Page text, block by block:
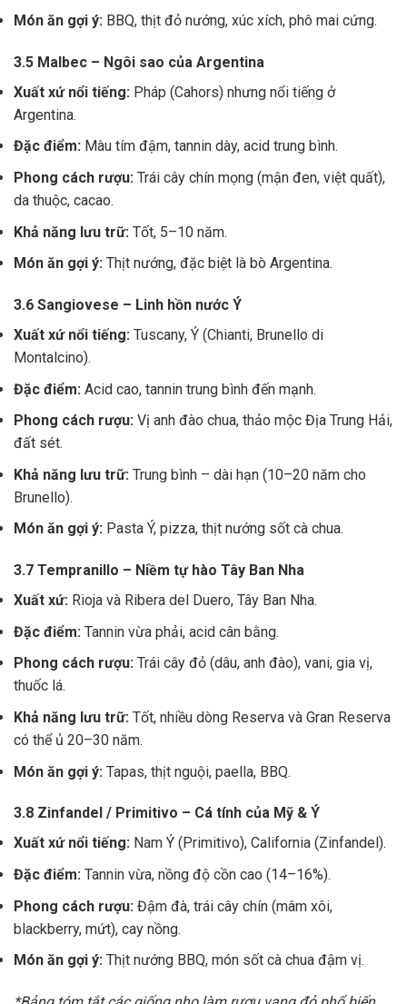
Món ăn gợi ý: BBQ, thịt đỏ nướng, xúc xích, phô mai cứng.
3.5 Malbec – Ngôi sao của Argentina
Xuất xứ nổi tiếng: Pháp (Cahors) nhưng nổi tiếng ở
Argentina.
Đặc điểm: Màu tím đậm, tannin dày, acid trung bình.
Phong cách rượu: Trái cây chín mọng (mận đen, việt quất),
da thuộc, cacao.
Khả năng lưu trữ: Tốt, 5–10 năm.
Món ăn gợi ý: Thịt nướng, đặc biệt là bò Argentina.
3.6 Sangiovese – Linh hồn nước Ý
Xuất xứ nổi tiếng: Tuscany, Ý (Chianti, Brunello di
Montalcino).
Đặc điểm: Acid cao, tannin trung bình đến mạnh.
Phong cách rượu: Vị anh đào chua, thảo mộc Địa Trung Hải,
đất sét.
Khả năng lưu trữ: Trung bình – dài hạn (10–20 năm cho
Brunello).
Món ăn gợi ý: Pasta Ý, pizza, thịt nướng sốt cà chua.
3.7 Tempranillo – Niềm tự hào Tây Ban Nha
Xuất xứ: Rioja và Ribera del Duero, Tây Ban Nha.
Đặc điểm: Tannin vừa phải, acid cân bằng.
Phong cách rượu: Trái cây đỏ (dâu, anh đào), vani, gia vị,
thuốc lá.
Khả năng lưu trữ: Tốt, nhiều dòng Reserva và Gran Reserva
có thể ủ 20–30 năm.
Món ăn gợi ý: Tapas, thịt nguội, paella, BBQ.
3.8 Zinfandel / Primitivo – Cá tính của Mỹ & Ý
Xuất xứ nổi tiếng: Nam Ý (Primitivo), California (Zinfandel).
Đặc điểm: Tannin vừa, nồng độ cồn cao (14–16%).
Phong cách rượu: Đậm đà, trái cây chín (mâm xôi,
blackberry, mứt), cay nồng.
Món ăn gợi ý: Thịt nướng BBQ, món sốt cà chua đậm vị.